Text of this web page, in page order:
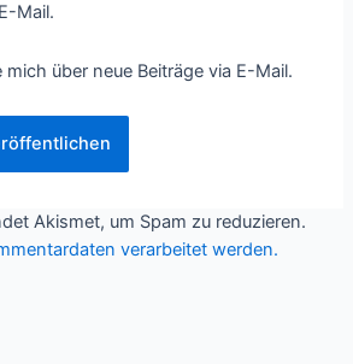
Mail.
über neue Beiträge via E-Mail.
Akismet, um Spam zu reduzieren.
verarbeitet werden.